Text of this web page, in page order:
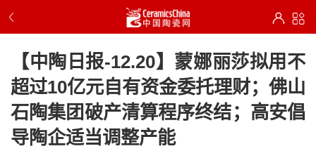
【中陶日报-12.20】蒙娜丽莎拟用不
超过10亿元自有资金委托理财；佛山
石陶集团破产清算程序终结；高安倡
导陶企适当调整产能